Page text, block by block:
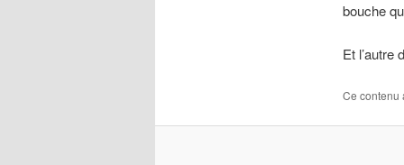
bouche
Et l’autre
Ce contenu